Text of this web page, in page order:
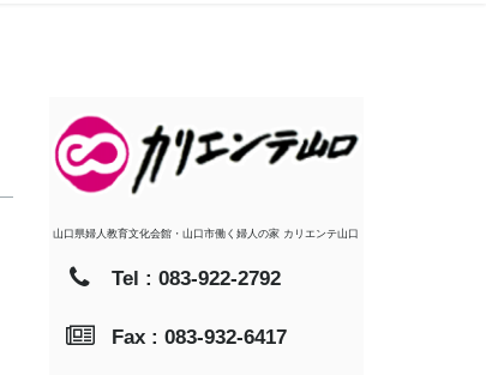
山口県婦人教育文化会館・山口市働く婦人の家 カリエンテ山口
Tel : 083-922-2792
Fax : 083-932-6417